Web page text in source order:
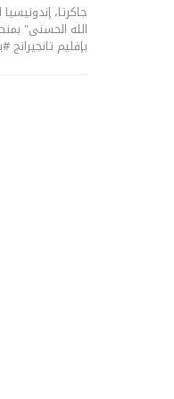
جاكرتا،
الله الحسنی"
بإقليم